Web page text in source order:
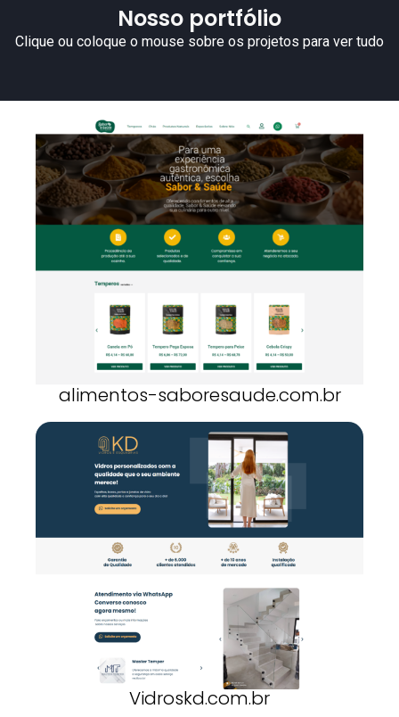
Nosso portfólio
Clique ou coloque o mouse sobre os projetos para ver tudo
alimentos-saboresaude.com.br
Vidroskd.com.br